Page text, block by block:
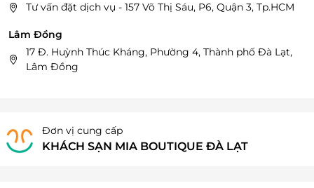
Tư vấn đặt dịch vụ - 157 Võ Thị Sáu, P6, Quận 3, Tp.HCM
Lâm Đồng
17 Đ. Huỳnh Thúc Kháng, Phường 4, Thành phố Đà Lạt,
Lâm Đồng
Đơn vị cung cấp
KHÁCH SẠN MIA BOUTIQUE ĐÀ LẠT